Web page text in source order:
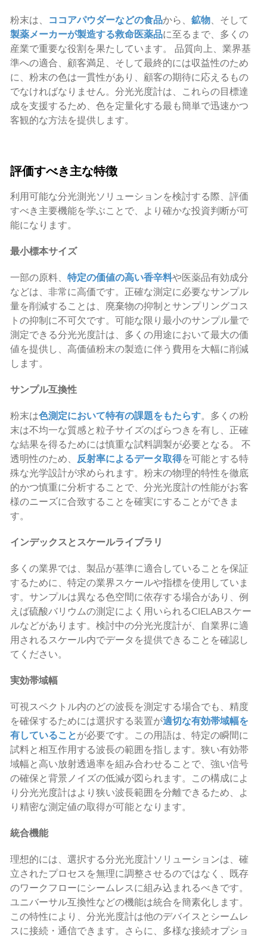
粉末は、 ココアパウダーなどの食品から、 鉱物、そして
製薬メーカーが製造する救命医薬品に至るまで、多くの
産業で重要な役割を果たしています。 品質向上、業界基
準への適合、顧客満足、そして最終的には収益性のため
に、粉末の色は一貫性があり、顧客の期待に応えるもの
でなければなりません。分光光度計は、これらの目標達
成を支援するため、色を定量化する最も簡単で迅速かつ
客観的な方法を提供します。
評価すべき主な特徴
利用可能な分光測光ソリューションを検討する際、評価
すべき主要機能を学ぶことで、より確かな投資判断が可
能になります。
最小標本サイズ
一部の原料、 特定の価値の高い香辛料や医薬品有効成分
などは、非常に高価です。正確な測定に必要なサンプル
量を削減することは、廃棄物の抑制とサンプリングコス
トの抑制に不可欠です。可能な限り最小のサンプル量で
測定できる分光光度計は、多くの用途において最大の価
値を提供し、高価値粉末の製造に伴う費用を大幅に削減
します。
サンプル互換性
粉末は色測定において特有の課題をもたらす。多くの粉
末は不均一な質感と粒子サイズのばらつきを有し、正確
な結果を得るためには慎重な試料調製が必要となる。 不
透明性のため、 反射率によるデータ取得を可能とする特
殊な光学設計が求められます。粉末の物理的特性を徹底
的かつ慎重に分析することで、分光光度計の性能がお客
様のニーズに合致することを確実にすることができま
す。
インデックスとスケールライブラリ
多くの業界では、製品が基準に適合していることを保証
するために、特定の業界スケールや指標を使用していま
す。サンプルは異なる色空間に依存する場合があり、例
えば硫酸バリウムの測定によく用いられるCIELABスケー
ルなどがあります。検討中の分光光度計が、自業界に適
用されるスケール内でデータを提供できることを確認し
てください。
実効帯域幅
可視スペクトル内のどの波長を測定する場合でも、精度
を確保するためには選択する装置が適切な有効帯域幅を
有していることが必要です。この用語は、特定の瞬間に
試料と相互作用する波長の範囲を指します。狭い有効帯
域幅と高い放射透過率を組み合わせることで、強い信号
の確保と背景ノイズの低減が図られます。この構成によ
り分光光度計はより狭い波長範囲を分離できるため、よ
り精密な測定値の取得が可能となります。
統合機能
理想的には、選択する分光光度計ソリューションは、確
立されたプロセスを無理に調整させるのではなく、既存
のワークフローにシームレスに組み込まれるべきです。
ユニバーサル互換性などの機能は統合を簡素化します。
この特性により、分光光度計は他のデバイスとシームレ
スに接続・通信できます。さらに、多様な接続オプショ